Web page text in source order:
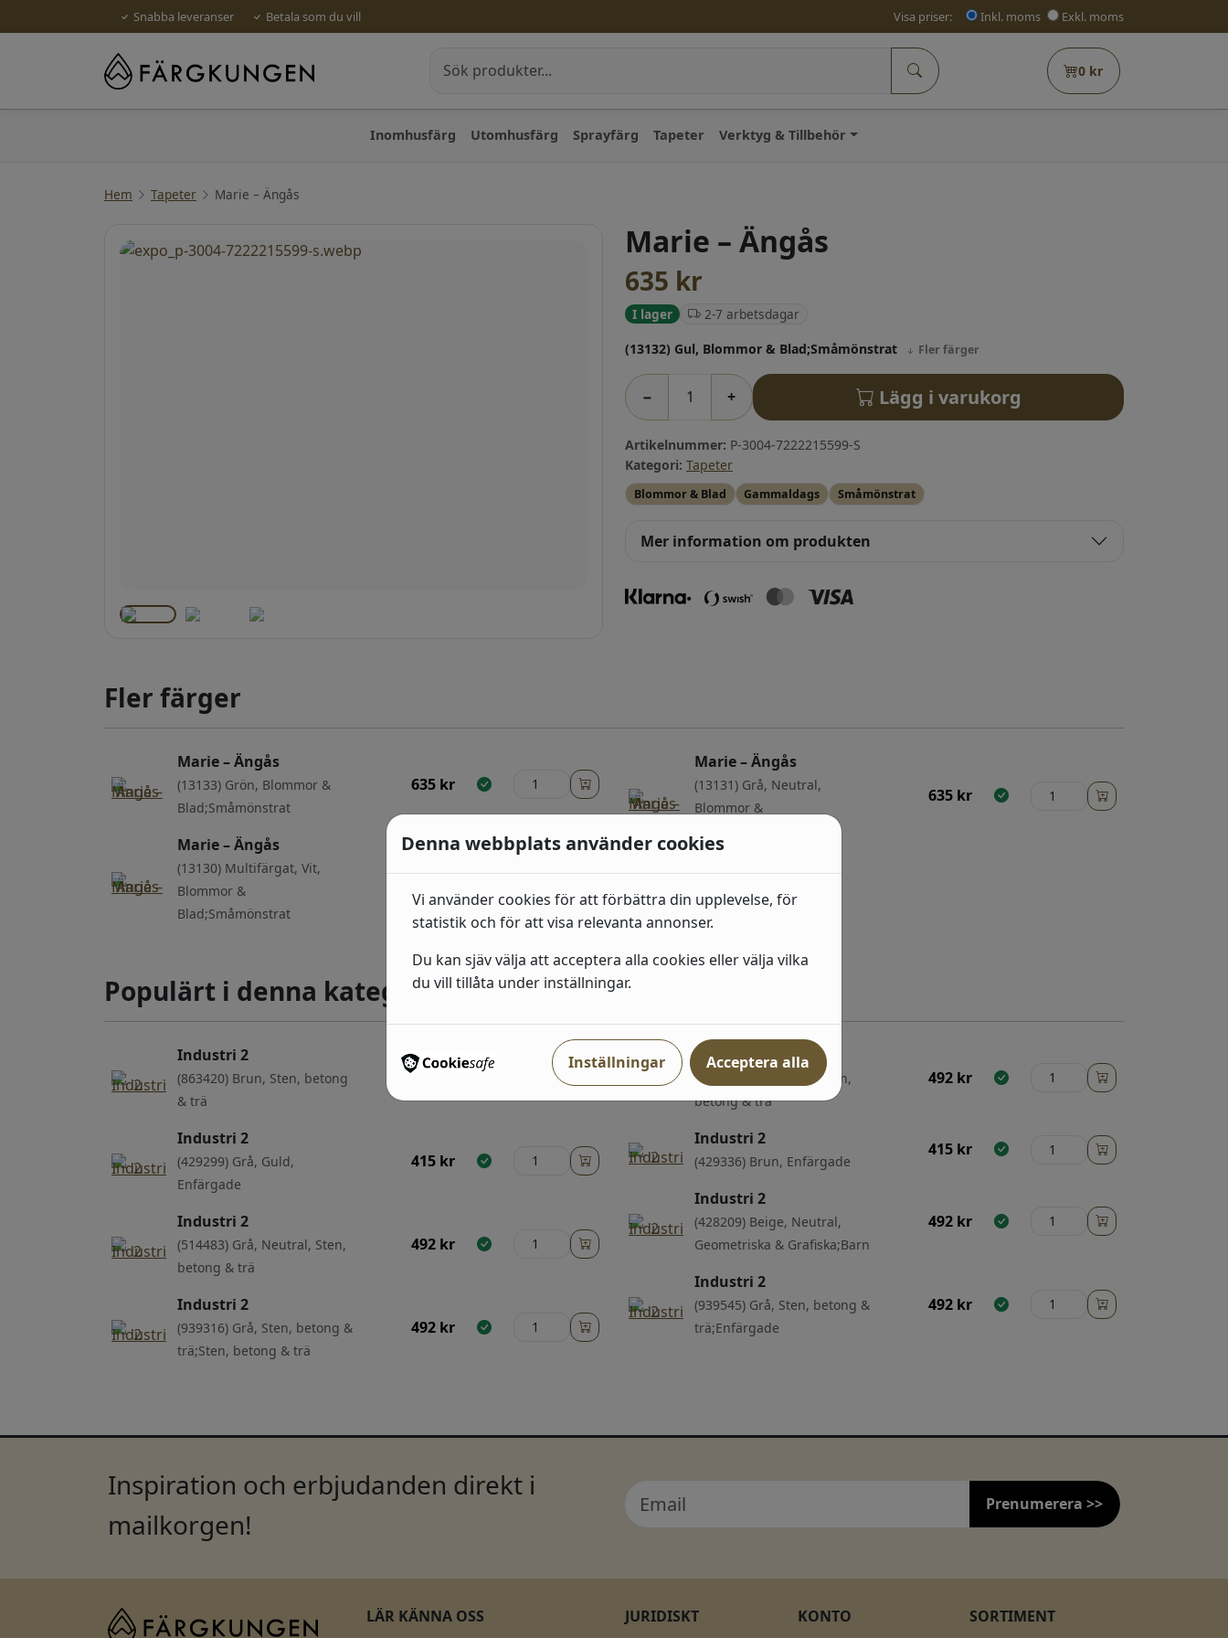
Snabba leveranser Betala som du vill Visa priser: Inkl. moms Exkl. moms
0 kr
Inomhusfärg Utomhusfärg Sprayfärg Tapeter Verktyg & Tillbehör
Hem Tapeter Marie – Ängås
Marie – Ängås
635 kr
I lager 2-7 arbetsdagar
(13132) Gul, Blommor & Blad;Småmönstrat Fler färger
− + Lägg i varukorg
Artikelnummer: P-3004-7222215599-S
Kategori: Tapeter
Blommor & Blad Gammaldags Småmönstrat
Mer information om produkten
Fler färger
Marie – Ängås
(13133) Grön, Blommor &
Blad;Småmönstrat
635 kr
Marie – Ängås
(13130) Multifärgat, Vit,
Blommor &
Blad;Småmönstrat
635kr
Marie – Ängås
(13131) Grå, Neutral,
Blommor &
635 kr
Populärt i denna kategori
Industri 2
(863420) Brun, Sten, betong
& trä
492
Industri 2
(429299) Grå, Guld,
Enfärgade
415 kr
Industri 2
(514483) Grå, Neutral, Sten,
betong & trä
492 kr
Industri 2
(939316) Grå, Sten, betong &
trä;Sten, betong & trä
492 kr
Industri 2
(863413) Beige, Grå, Sten,
betong & trä
492 kr
Industri 2
(429336) Brun, Enfärgade
415 kr
Industri 2
(428209) Beige, Neutral,
Geometriska & Grafiska;Barn
492 kr
Industri 2
(939545) Grå, Sten, betong &
trä;Enfärgade
492 kr
Inspiration och erbjudanden direkt i
mailkorgen!
Prenumerera >>
LÄR KÄNNA OSS JURIDISKT KONTO SORTIMENT
Denna webbplats använder cookies
Vi använder cookies för att förbättra din upplevelse, för
statistik och för att visa relevanta annonser.
Du kan sjäv välja att acceptera alla cookies eller välja vilka
du vill tillåta under inställningar.
Inställningar Acceptera alla